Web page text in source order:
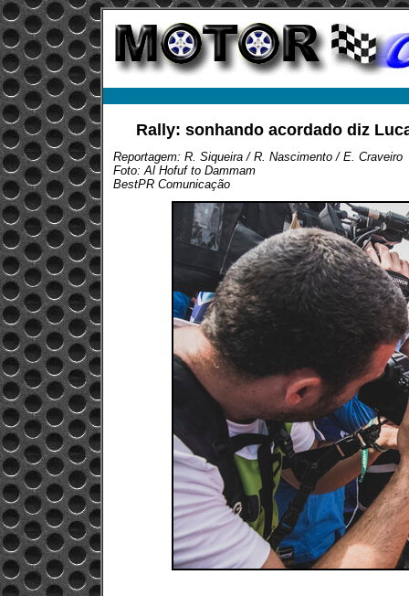
Rally: sonhando acordado diz
Reportagem: R. Siqueira / R. Nascimento / E. Craveiro
Foto: Al Hofuf to Dammam
BestPR Comunicação